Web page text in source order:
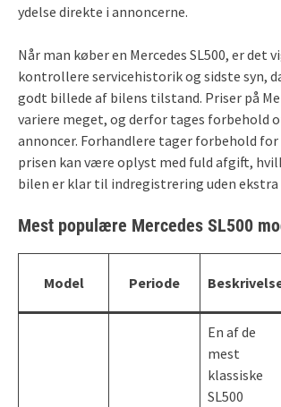
ydelse direkte i annoncerne.
Når man køber en Mercedes SL500, er det
kontrollere servicehistorik og sidste syn,
godt billede af bilens tilstand. Priser på
variere meget, og derfor tages forbehold
annoncer. Forhandlere tager forbehold
prisen kan være oplyst med fuld afgift,
bilen er klar til indregistrering uden ekstra
Mest populære Mercedes SL500
Model Periode
En af de
mest
klassiske
SL500